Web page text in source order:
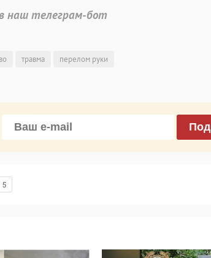
наш телеграм-бот
травма
перелом руки
5